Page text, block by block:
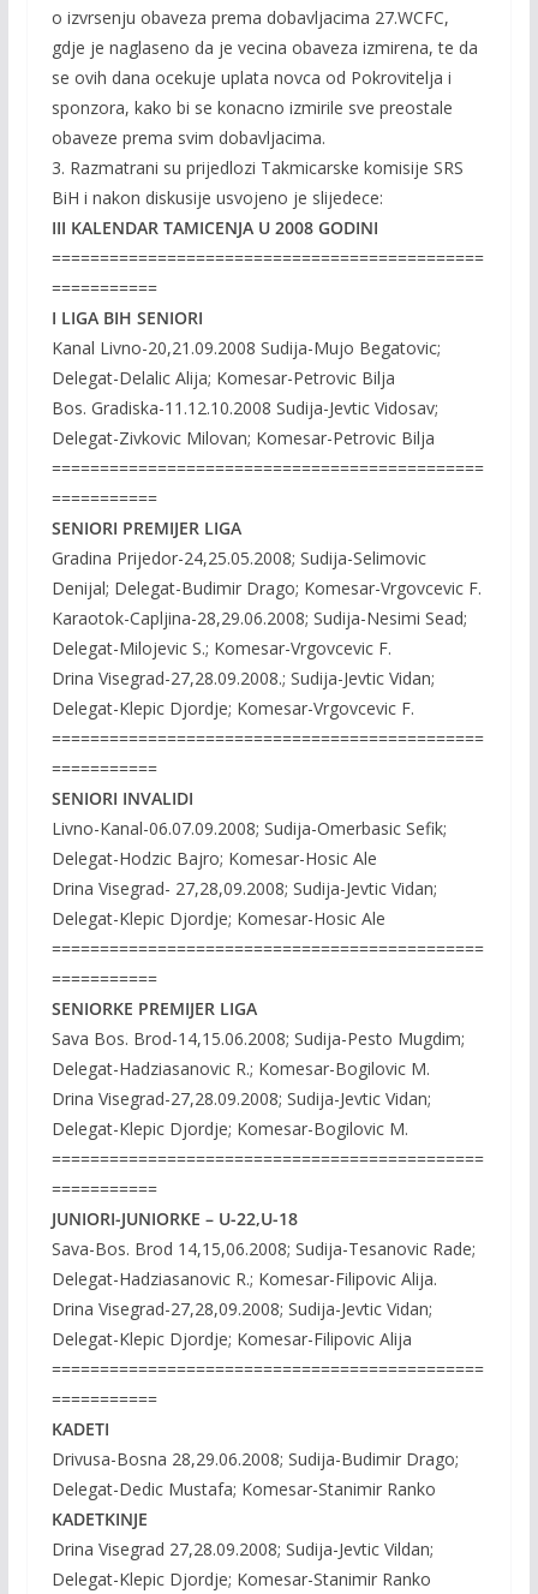
o izvrsenju obaveza prema dobavljacima 27.WCFC,
gdje je naglaseno da je vecina obaveza izmirena, te da
se ovih dana ocekuje uplata novca od Pokrovitelja i
sponzora, kako bi se konacno izmirile sve preostale
obaveze prema svim dobavljacima.
3. Razmatrani su prijedlozi Takmicarske komisije SRS
BiH i nakon diskusije usvojeno je slijedece:
III KALENDAR TAMICENJA U 2008 GODINI
=============================================
===========
I LIGA BIH SENIORI
Kanal Livno-20,21.09.2008 Sudija-Mujo Begatovic;
Delegat-Delalic Alija; Komesar-Petrovic Bilja
Bos. Gradiska-11.12.10.2008 Sudija-Jevtic Vidosav;
Delegat-Zivkovic Milovan; Komesar-Petrovic Bilja
=============================================
===========
SENIORI PREMIJER LIGA
Gradina Prijedor-24,25.05.2008; Sudija-Selimovic
Denijal; Delegat-Budimir Drago; Komesar-Vrgovcevic F.
Karaotok-Capljina-28,29.06.2008; Sudija-Nesimi Sead;
Delegat-Milojevic S.; Komesar-Vrgovcevic F.
Drina Visegrad-27,28.09.2008.; Sudija-Jevtic Vidan;
Delegat-Klepic Djordje; Komesar-Vrgovcevic F.
=============================================
===========
SENIORI INVALIDI
Livno-Kanal-06.07.09.2008; Sudija-Omerbasic Sefik;
Delegat-Hodzic Bajro; Komesar-Hosic Ale
Drina Visegrad- 27,28,09.2008; Sudija-Jevtic Vidan;
Delegat-Klepic Djordje; Komesar-Hosic Ale
=============================================
===========
SENIORKE PREMIJER LIGA
Sava Bos. Brod-14,15.06.2008; Sudija-Pesto Mugdim;
Delegat-Hadziasanovic R.; Komesar-Bogilovic M.
Drina Visegrad-27,28.09.2008; Sudija-Jevtic Vidan;
Delegat-Klepic Djordje; Komesar-Bogilovic M.
=============================================
===========
JUNIORI-JUNIORKE – U-22,U-18
Sava-Bos. Brod 14,15,06.2008; Sudija-Tesanovic Rade;
Delegat-Hadziasanovic R.; Komesar-Filipovic Alija.
Drina Visegrad-27,28,09.2008; Sudija-Jevtic Vidan;
Delegat-Klepic Djordje; Komesar-Filipovic Alija
=============================================
===========
KADETI
Drivusa-Bosna 28,29.06.2008; Sudija-Budimir Drago;
Delegat-Dedic Mustafa; Komesar-Stanimir Ranko
KADETKINJE
Drina Visegrad 27,28.09.2008; Sudija-Jevtic Vildan;
Delegat-Klepic Djordje; Komesar-Stanimir Ranko